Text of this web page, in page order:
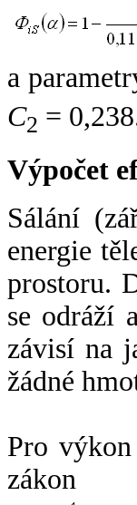
a
C2 =
Výpočet
Sálání
energie
prostoru.
se odráží
závisí na
žádné
Pro
zákon